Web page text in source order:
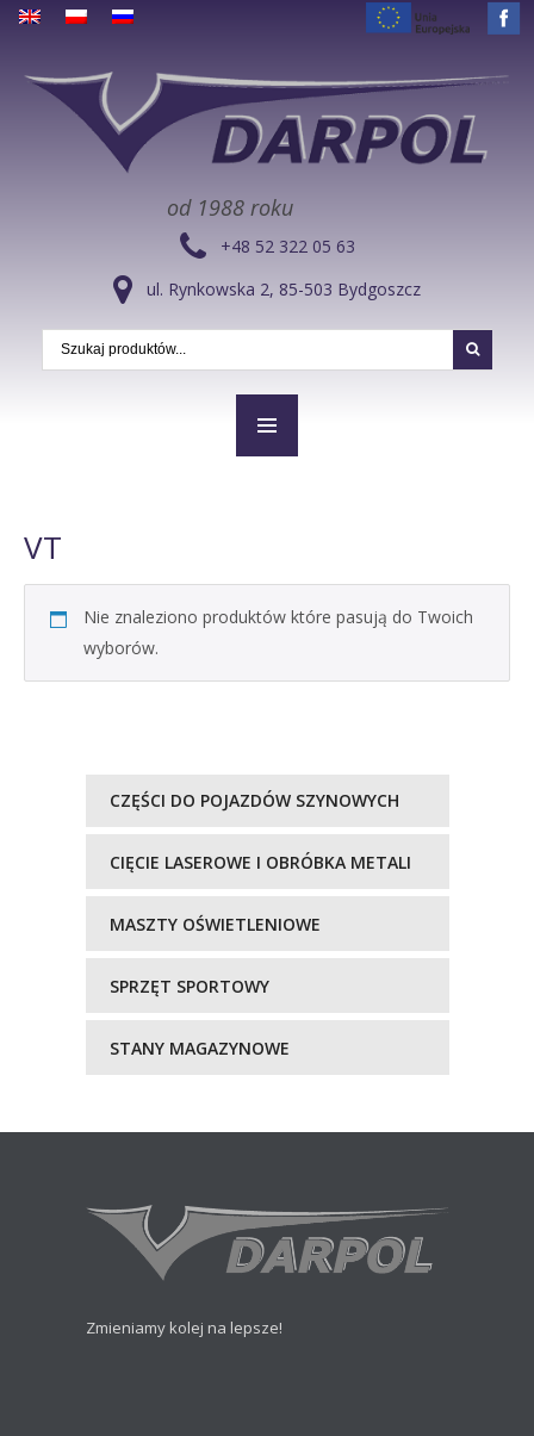
od 1988 roku
+48 52 322 05 63
ul. Rynkowska 2, 85-503 Bydgoszcz
VT
Nie znaleziono produktów które pasują do Twoich
wyborów.
CZĘŚCI DO POJAZDÓW SZYNOWYCH
CIĘCIE LASEROWE I OBRÓBKA METALI
MASZTY OŚWIETLENIOWE
SPRZĘT SPORTOWY
STANY MAGAZYNOWE
Zmieniamy kolej na lepsze!